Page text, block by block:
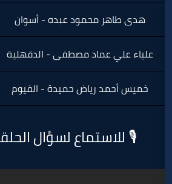
عبده - أسوان
2500 جنيه مصري
مصطفى - الدقهلية
2500 جنيه مصري
حميدة - الفيوم
2500 جنيه مصري
لسؤال الحلقة السادسة: